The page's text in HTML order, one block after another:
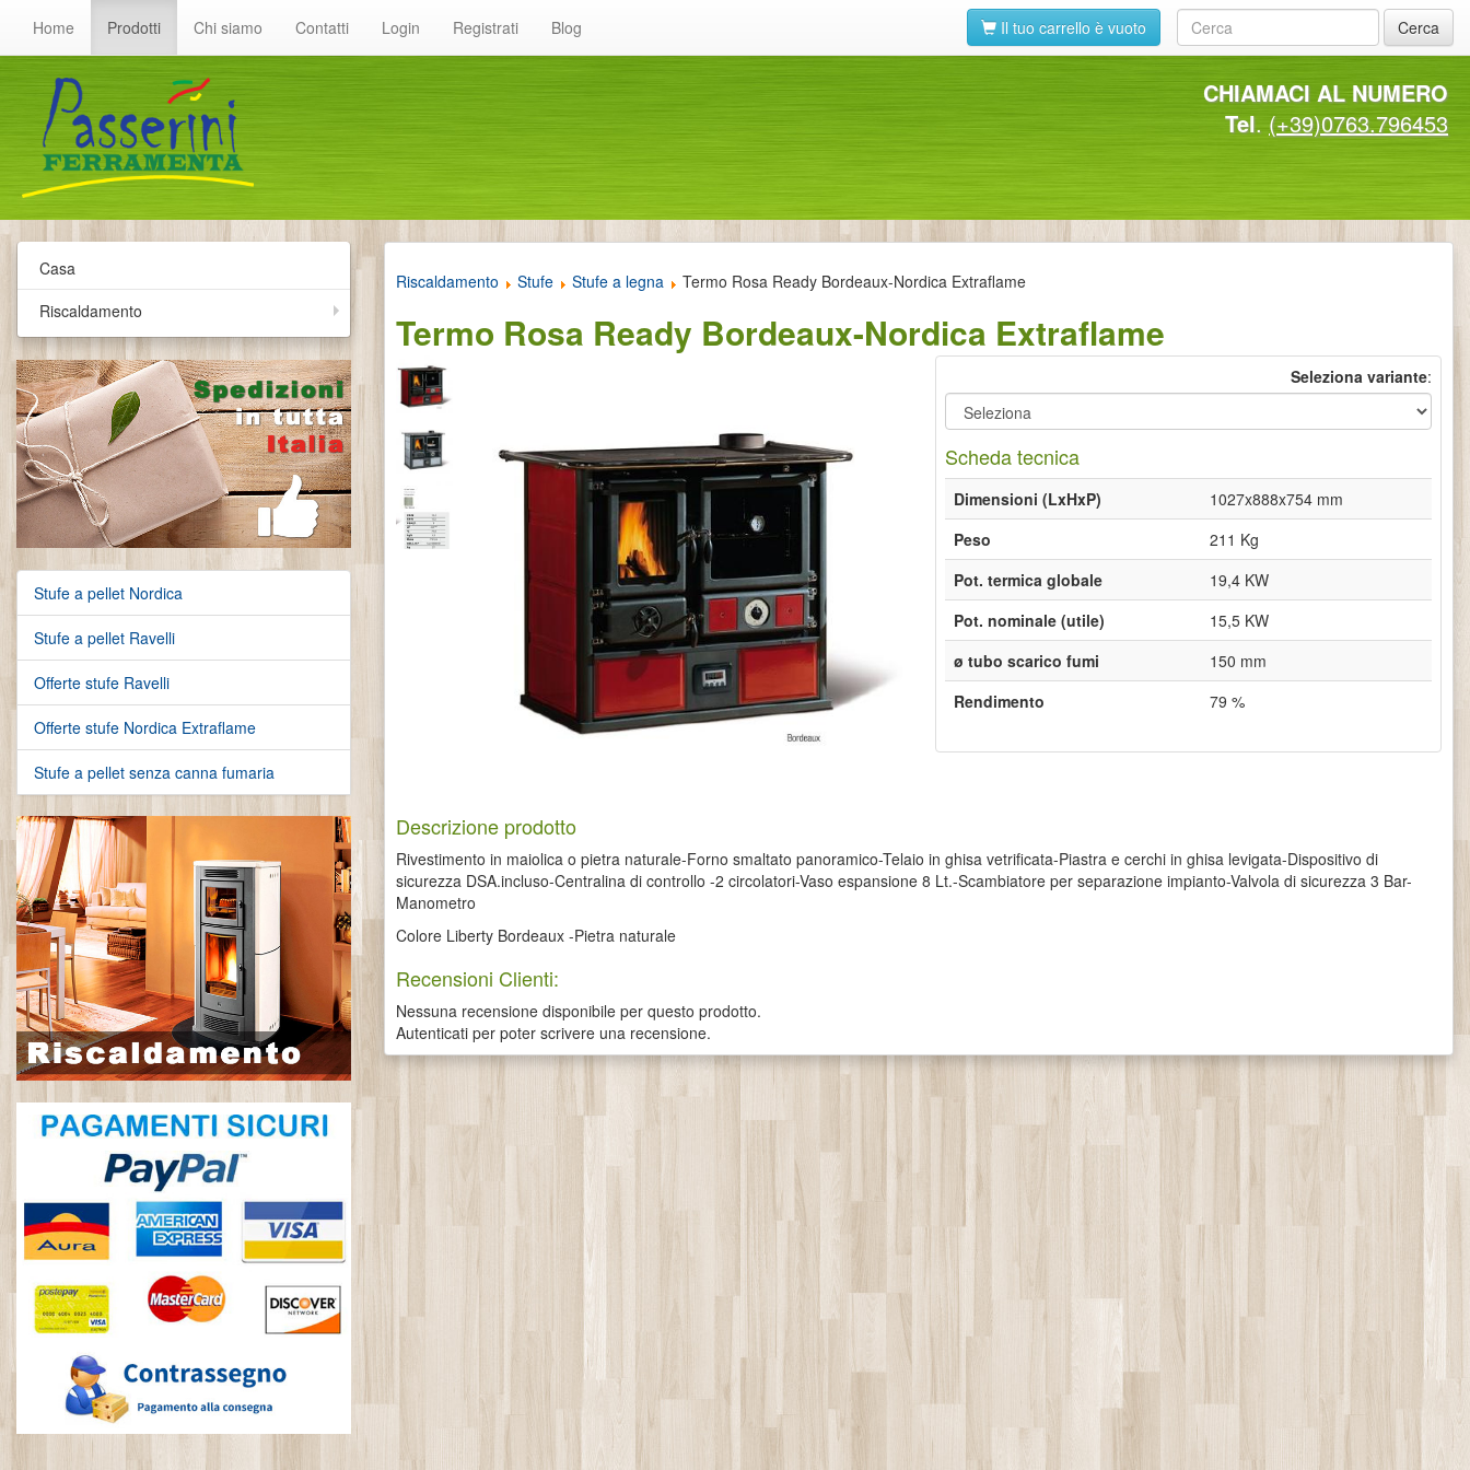
Cerca
Home Prodotti Chi siamo Contatti Login Registrati Blog Il tuo carrello è vuoto
CHIAMACI AL NUMERO
Tel. (+39)0763.796453
Casa
Riscaldamento
Stufe a pellet Nordica
Stufe a pellet Ravelli
Offerte stufe Ravelli
Offerte stufe Nordica Extraflame
Stufe a pellet senza canna fumaria
Riscaldamento Stufe Stufe a legna Termo Rosa Ready Bordeaux-Nordica Extraflame
Termo Rosa Ready Bordeaux-Nordica Extraflame
Seleziona variante:
Scheda tecnica
Dimensioni (LxHxP)
1027x888x754 mm
Peso
211 Kg
Pot. termica globale
19,4 KW
Pot. nominale (utile)
15,5 KW
ø tubo scarico fumi
150 mm
Rendimento
79 %
Descrizione prodotto
Rivestimento in maiolica o pietra naturale-Forno smaltato panoramico-Telaio in ghisa vetrificata-Piastra e cerchi in ghisa levigata-Dispositivo di
sicurezza DSA.incluso-Centralina di controllo -2 circolatori-Vaso espansione 8 Lt.-Scambiatore per separazione impianto-Valvola di sicurezza 3 Bar-
Manometro
Colore Liberty Bordeaux -Pietra naturale
Recensioni Clienti:
Nessuna recensione disponibile per questo prodotto.
Autenticati per poter scrivere una recensione.